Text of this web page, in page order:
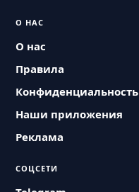
О НАС
О нас
Правила
Конфиденциальность
Наши приложения
Реклама
СОЦСЕТИ